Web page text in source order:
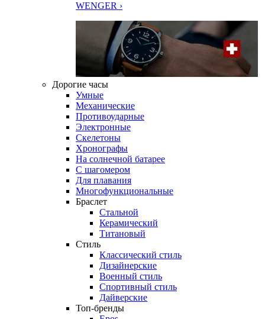
WENGER ›
Дорогие часы
Умные
Механические
Противоударные
Электронные
Скелетоны
Хронографы
На солнечной батарее
С шагомером
Для плавания
Многофункциональные
Браслет
Стальной
Керамический
Титановый
Стиль
Классический стиль
Дизайнерские
Военный стиль
Спортивный стиль
Дайверские
Топ-бренды